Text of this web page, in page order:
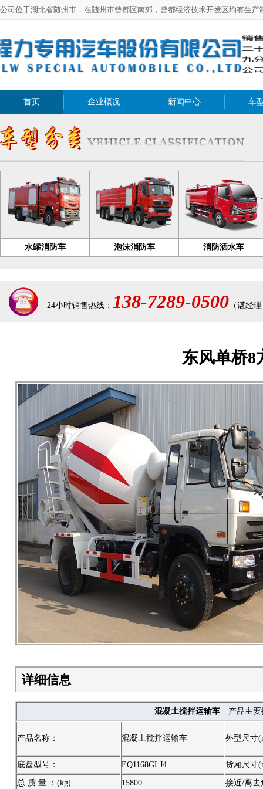
公司位于湖北省随州市，在随州市曾都区南郊，曾都经济技术开发区均有生产
首页 企业概况 新闻中心 车
水罐消防车 泡沫消防车 消防洒水车
24小时销售热线： 138-7289-0500 （谌经
东风单桥
详细信息
混凝土搅拌运输车 产品主要
产品名称： 混凝土搅拌运输车 外型尺寸
底盘型号： EQ1168GLJ4 货厢尺寸
总 质 量 ：(kg) 15800 接近/离去